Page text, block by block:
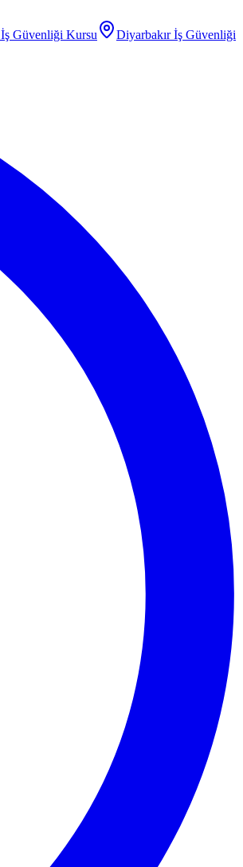
İş Güvenliği Kursu Diyarbakırİş Güvenliği